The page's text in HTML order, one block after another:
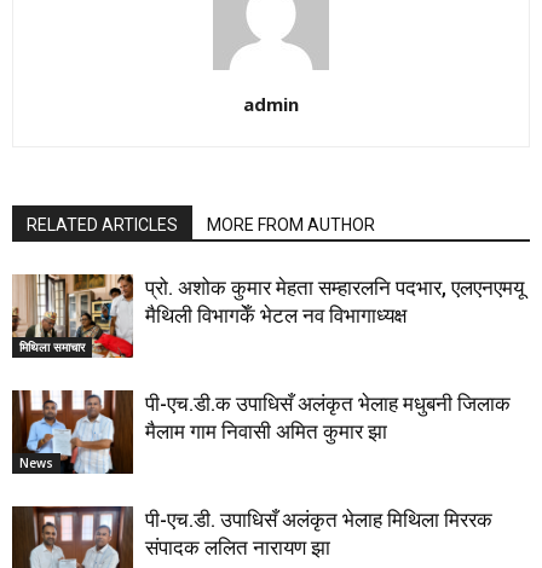
admin
RELATED ARTICLES MORE FROM AUTHOR
मिथिला समाचार
प्रो. अशोक कुमार मेहता सम्हारलनि पदभार, एलएनएमयू
मैथिली विभागकेँ भेटल नव विभागाध्यक्ष
News
पी-एच.डी.क उपाधिसँ अलंकृत भेलाह मधुबनी जिलाक
मैलाम गाम निवासी अमित कुमार झा
पी-एच.डी. उपाधिसँ अलंकृत भेलाह मिथिला मिररक
संपादक ललित नारायण झा